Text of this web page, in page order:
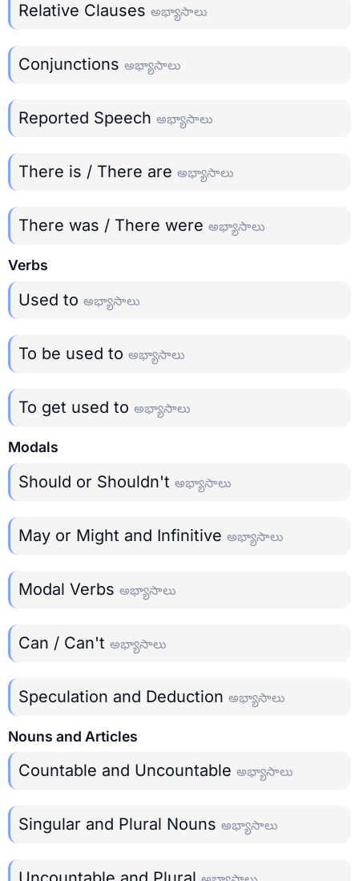
Relative Clauses అభ్యాసాలు
Conjunctions అభ్యాసాలు
Reported Speech అభ్యాసాలు
There is / There are అభ్యాసాలు
There was / There were అభ్యాసాలు
Verbs
Used to అభ్యాసాలు
To be used to అభ్యాసాలు
To get used to అభ్యాసాలు
Modals
Should or Shouldn't అభ్యాసాలు
May or Might and Infinitive అభ్యాసాలు
Modal Verbs అభ్యాసాలు
Can / Can't అభ్యాసాలు
Speculation and Deduction అభ్యాసాలు
Nouns and Articles
Countable and Uncountable అభ్యాసాలు
Singular and Plural Nouns అభ్యాసాలు